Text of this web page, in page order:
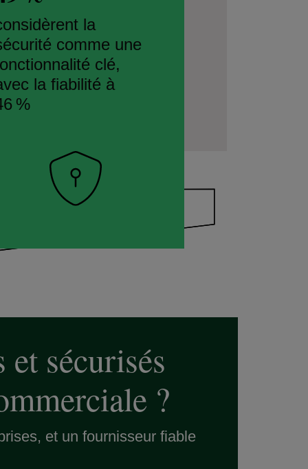
la
comme une
clé,
la fiabilité à
%
sécurisés
?
et un fournisseur fiable